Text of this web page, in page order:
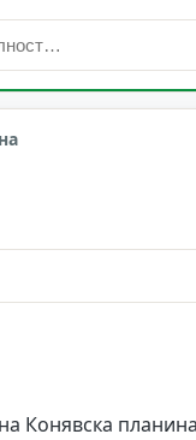
Конявска